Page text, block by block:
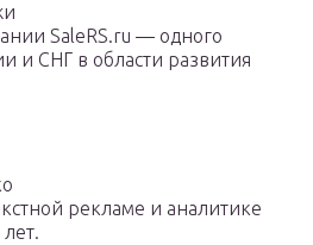
SaleRS.ru — одного
и СНГ в области развития
рекламе и аналитике